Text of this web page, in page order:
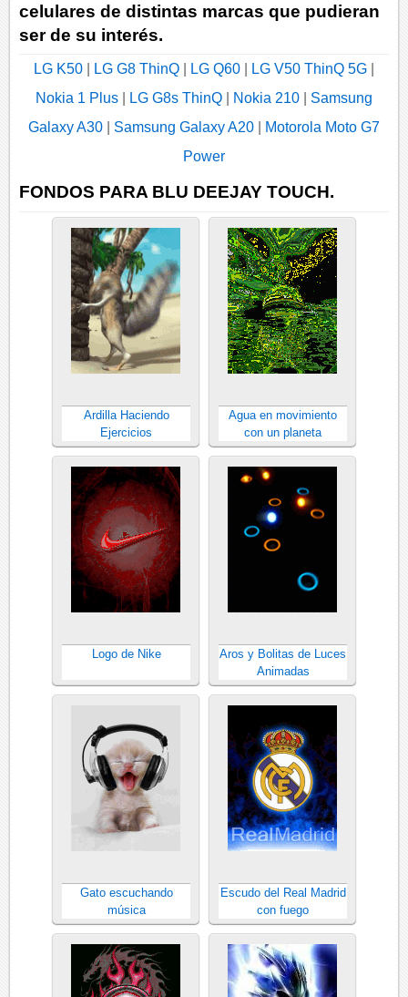
celulares de distintas marcas que pudieran
ser de su interés.
LG K50 LG G8 ThinQ LG Q60 LG V50 ThinQ 5G
Nokia 1 Plus
LG G8s ThinQ Nokia 210
Samsung
Galaxy A30
Samsung Galaxy A20
Motorola Moto G7
Power
FONDOS PARA BLU DEEJAY TOUCH.
Ardilla Haciendo
Ejercicios
Agua en movimiento
con un planeta
Logo de Nike
Aros y Bolitas de Luces
Animadas
Gato escuchando
música
Escudo del Real Madrid
con fuego